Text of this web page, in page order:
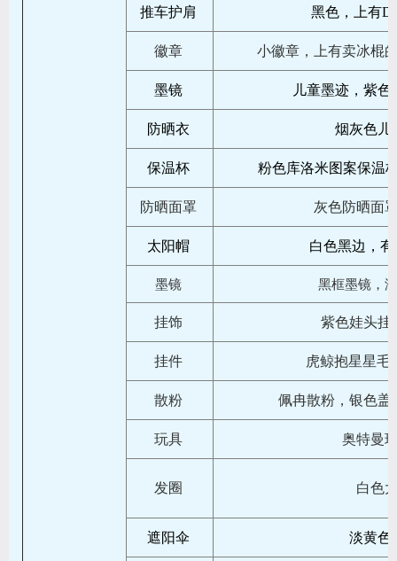
推车护肩 黑色，上有
徽章 小徽章，上有卖冰棍
墨镜 儿童墨迹，紫
防晒衣 烟灰色儿
保温杯 粉色库洛米图案保温
防晒面罩 灰色防晒面
太阳帽 白色黑边，有
墨镜 黑框墨镜，
挂饰 紫色娃头挂
挂件 虎鲸抱星星毛
散粉 佩冉散粉，银色盖
玩具 奥特曼
发圈 白色
遮阳伞 淡黄色